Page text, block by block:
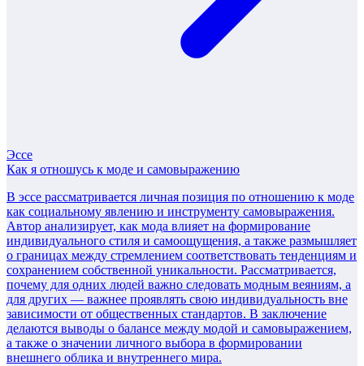
Эссе
Как я отношусь к моде и самовыражению
В эссе рассматривается личная позиция по отношению к моде
как социальному явлению и инструменту самовыражения.
Автор анализирует, как мода влияет на формирование
индивидуального стиля и самоощущения, а также размышляет
о границах между стремлением соответствовать тенденциям и
сохранением собственной уникальности. Рассматривается,
почему для одних людей важно следовать модным веяниям, а
для других — важнее проявлять свою индивидуальность вне
зависимости от общественных стандартов. В заключение
делаются выводы о балансе между модой и самовыражением,
а также о значении личного выбора в формировании
внешнего облика и внутреннего мира.